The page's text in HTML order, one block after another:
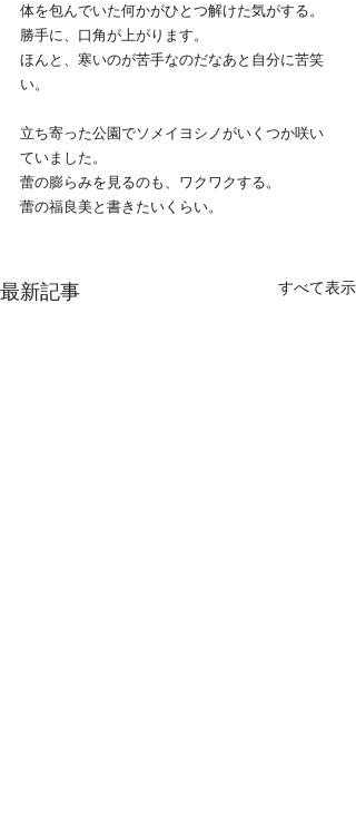
体を包んでいた何かがひとつ解けた気がする。
勝手に、口角が上がります。
ほんと、寒いのが苦手なのだなあと自分に苦笑
い。
立ち寄った公園でソメイヨシノがいくつか咲い
ていました。
蕾の膨らみを見るのも、ワクワクする。
蕾の福良美と書きたいくらい。
最新記事 すべて表示